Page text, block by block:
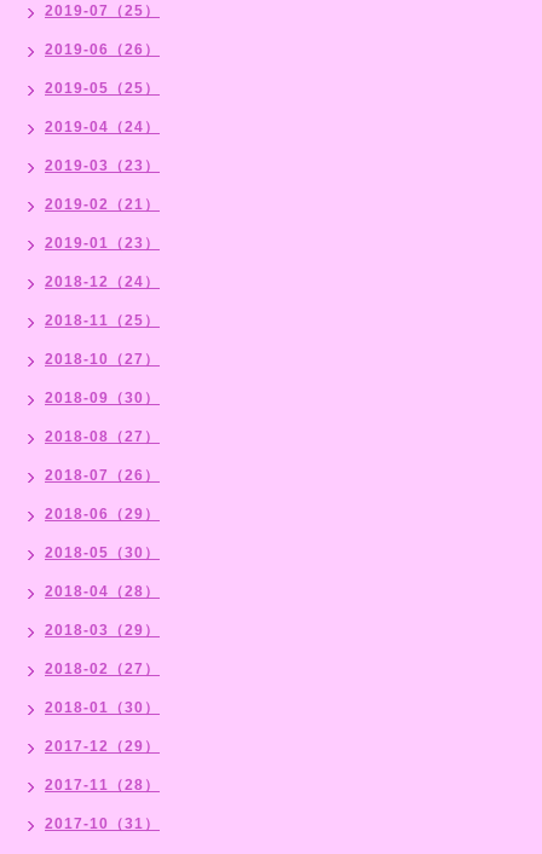
2019-07（25）
2019-06（26）
2019-05（25）
2019-04（24）
2019-03（23）
2019-02（21）
2019-01（23）
2018-12（24）
2018-11（25）
2018-10（27）
2018-09（30）
2018-08（27）
2018-07（26）
2018-06（29）
2018-05（30）
2018-04（28）
2018-03（29）
2018-02（27）
2018-01（30）
2017-12（29）
2017-11（28）
2017-10（31）